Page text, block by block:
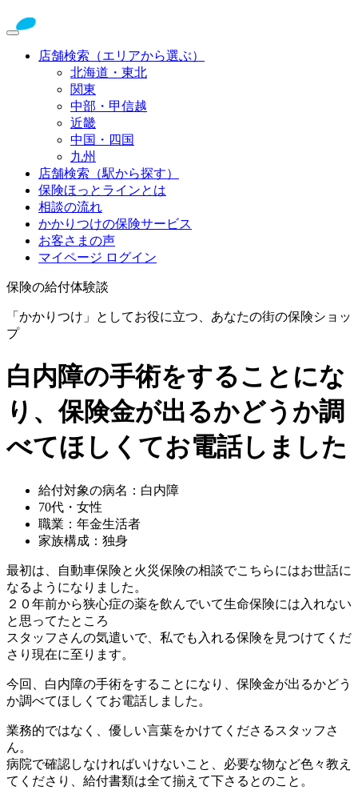
店舗検索（エリアから選ぶ）
北海道・東北
関東
中部・甲信越
近畿
中国・四国
九州
店舗検索（駅から探す）
保険ほっとラインとは
相談の流れ
かかりつけの保険サービス
お客さまの声
マイページ ログイン
保険の給付体験談
「かかりつけ」としてお役に立つ、あなたの街の保険ショッ
プ
白内障の手術をすることにな
り、保険金が出るかどうか調
べてほしくてお電話しました
給付対象の病名：白内障
70代・女性
職業：年金生活者
家族構成：独身
最初は、自動車保険と火災保険の相談でこちらにはお世話に
なるようになりました。
２０年前から狭心症の薬を飲んでいて生命保険には入れない
と思ってたところ
スタッフさんの気遣いで、私でも入れる保険を見つけてくだ
さり現在に至ります。
今回、白内障の手術をすることになり、保険金が出るかどう
か調べてほしくてお電話しました。
業務的ではなく、優しい言葉をかけてくださるスタッフさ
ん。
病院で確認しなければいけないこと、必要な物など色々教え
てくださり、給付書類は全て揃えて下さるとのこと。